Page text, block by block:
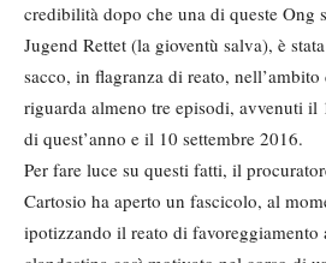
credibilità dopo che una di queste Ong
Jugend Rettet (la gioventù salva), è
sacco, in flagranza di reato, nell’ambito
riguarda almeno tre episodi, avvenuti
di quest’anno e il 10 settembre 2016.
Per fare luce su questi fatti, il
Cartosio ha aperto un fascicolo, al
ipotizzando il reato di favoreggiamento